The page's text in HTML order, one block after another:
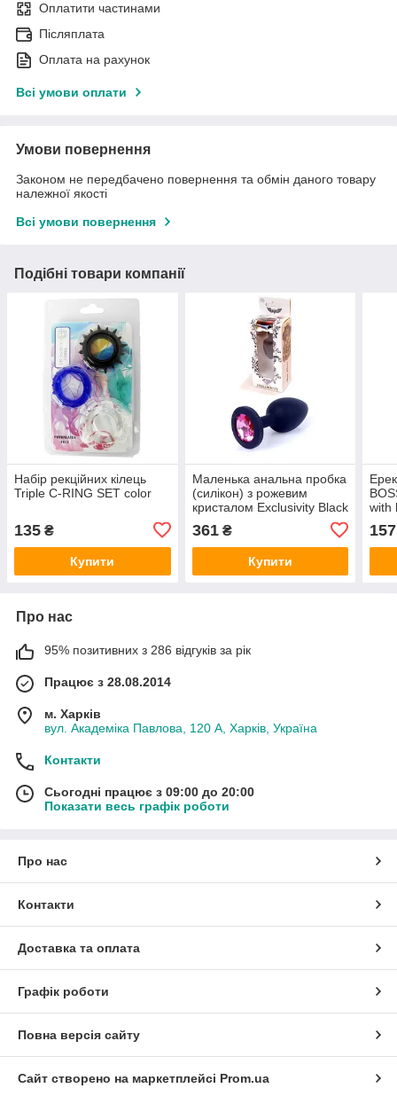
Оплатити частинами
Післяплата
Оплата на рахунок
Всі умови оплати
Умови повернення
Законом не передбачено повернення та обмін даного товару
належної якості
Всі умови повернення
Подібні товари компанії
Набір рекційних кілець
Triple C-RING SET color
135 ₴
Купити
Маленька анальна пробка
(силікон) з рожевим
кристалом Exclusivity Black
Silikon PLUG Small — Pink
Diamond
361₴
Купити
with
157
Про нас
95% позитивних з 286 відгуків за рік
Працює з 28.08.2014
м. Харків
вул. Академіка Павлова, 120 А, Харків, Україна
Контакти
Сьогодні працює з 09:00 до 20:00
Показати весь графік роботи
Про нас
Контакти
Доставка та оплата
Графік роботи
Повна версія сайту
Сайт створено на маркетплейсі Prom.ua